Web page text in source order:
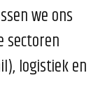
we ons
sectoren
logistiek en